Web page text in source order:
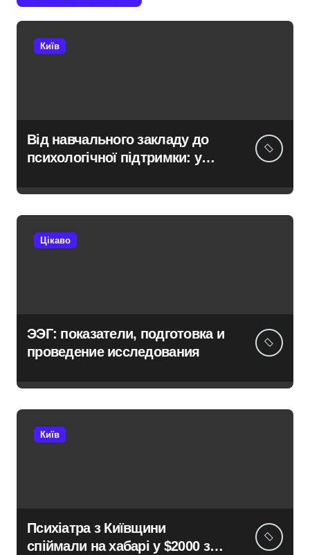
Київ
Від навчального закладу до
психологічної підтримки: у
унікальний маршрут для
молоді
Цікаво
ЭЭГ: показатели, подготовка и
проведение исследования
Київ
Психіатра з Київщини
спіймали на хабарі у $2000 за